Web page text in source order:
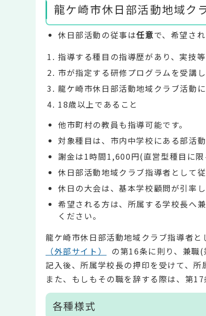
龍ケ崎市休日部活動地域ク
休日部活動の従事は任意で、希望さ
指導する種目の指導歴があり、実技
市が指定する研修プログラムを受講
龍ケ崎市休日部活動地域クラブ活動
18歳以上であること
他市町村の教員も指導可能です。
対象種目は、市内中学校にある部活
謝金は1時間1,600円(直営型種目に限
休日部活動地域クラブ指導者として
休日の大会は、基本学校顧問が引率し
希望される方は、所属する学校長へ
ください。
龍ケ崎市休日部活動地域クラブ指導者と
（外部サイト）
の第16条に則り、兼職
記入後、所属学校長の押印を受けて、所
また、もしもその職を辞する際は、第
各種様式